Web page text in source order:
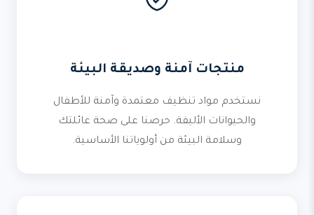
منتجات آمنة وصديقة البيئة
نستخدم مواد تنظيف معتمدة وآمنة للأطفال
والحيوانات الأليفة. حرصنا على صحة عائلتك
وسلامة البيئة من أولوياتنا الأساسية.